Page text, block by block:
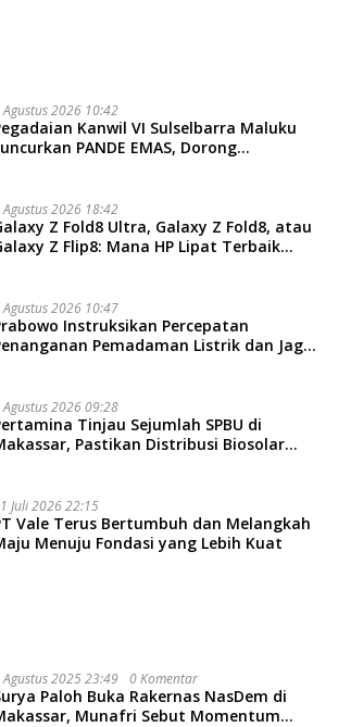
Agustus 2026 10:42
Kanwil VI Sulselbarra Maluku
PANDE EMAS, Dorong
Agustus 2026 18:42
Z Fold8 Ultra, Galaxy Z Fold8, atau
Z Flip8: Mana HP Lipat Terbaik
Agustus 2026 10:47
Instruksikan Percepatan
Pemadaman Listrik dan Jaga
Agustus 2026 09:28
Tinjau Sejumlah SPBU di
Pastikan Distribusi Biosolar
Juli 2026 22:15
Vale Terus Bertumbuh dan Melangkah
Menuju Fondasi yang Lebih Kuat
Agustus 2025 23:49 0 Komentar
Paloh Buka Rakernas NasDem di
Munafri Sebut Momentum